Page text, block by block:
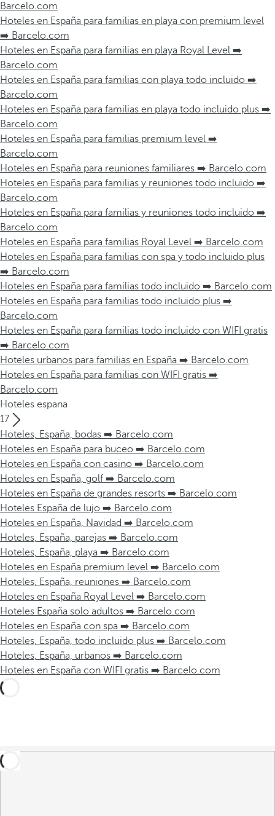
Barcelo.com
Hoteles en España para familias en playa con premium level
➡️ Barcelo.com
Hoteles en España para familias en playa Royal Level ➡️
Barcelo.com
Hoteles en España para familias con playa todo incluido ➡️
Barcelo.com
Hoteles en España para familias en playa todo incluido plus ➡️
Barcelo.com
Hoteles en España para familias premium level ➡️
Barcelo.com
Hoteles en España para reuniones familiares ➡️ Barcelo.com
Hoteles en España para familias y reuniones todo incluido ➡️
Barcelo.com
Hoteles en España para familias y reuniones todo incluido ➡️
Barcelo.com
Hoteles en España para familias Royal Level ➡️ Barcelo.com
Hoteles en España para familias con spa y todo incluido plus
➡️ Barcelo.com
Hoteles en España para familias todo incluido ➡️ Barcelo.com
Hoteles en España para familias todo incluido plus ➡️
Barcelo.com
Hoteles en España para familias todo incluido con WIFI gratis
➡️ Barcelo.com
Hoteles urbanos para familias en España ➡️ Barcelo.com
Hoteles en España para familias con WIFI gratis ➡️
Barcelo.com
Hoteles espana
17
Hoteles, España, bodas ➡️ Barcelo.com
Hoteles en España para buceo ➡️ Barcelo.com
Hoteles en España con casino ➡️ Barcelo.com
Hoteles en España, golf ➡️ Barcelo.com
Hoteles en España de grandes resorts ➡️ Barcelo.com
Hoteles España de lujo ➡️ Barcelo.com
Hoteles en España, Navidad ➡️ Barcelo.com
Hoteles, España, parejas ➡️ Barcelo.com
Hoteles, España, playa ➡️ Barcelo.com
Hoteles en España premium level ➡️ Barcelo.com
Hoteles, España, reuniones ➡️ Barcelo.com
Hoteles en España Royal Level ➡️ Barcelo.com
Hoteles España solo adultos ➡️ Barcelo.com
Hoteles en España con spa ➡️ Barcelo.com
Hoteles, España, todo incluido plus ➡️ Barcelo.com
Hoteles, España, urbanos ➡️ Barcelo.com
Hoteles en España con WIFI gratis ➡️ Barcelo.com